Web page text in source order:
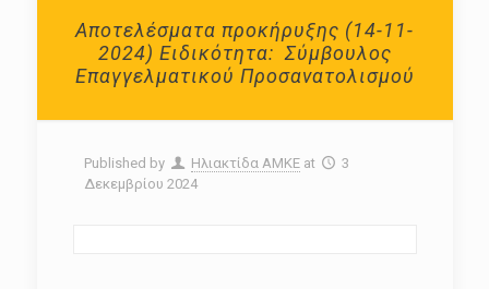
Αποτελέσματα προκήρυξης (14-11-
2024) Ειδικότητα: Σύμβουλος
Επαγγελματικού Προσανατολισμού
Published by Ηλιακτίδα ΑΜΚΕ at
3
Δεκεμβρίου 2024